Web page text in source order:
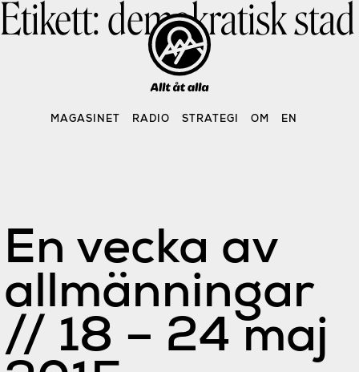
Skip
MAGASINET RADIO STRATEGI OM EN
Etikett:demokratisk stad
En vecka av
allmänningar
// 18 – 24 maj